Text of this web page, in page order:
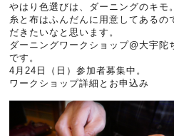
やはり色選びは、ダーニングのキモ。
糸と布はふんだんに用意してあるの
だきたいなと思います。
ダーニングワークショップ@大宇陀
です。
4月24日（日）参加者募集中。
ワークショップ詳細とお申込み